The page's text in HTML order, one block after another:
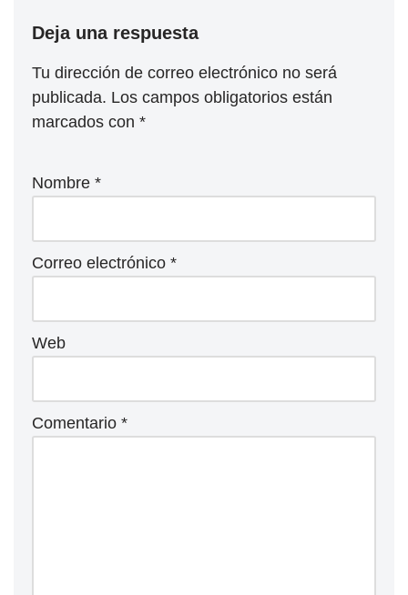
Deja una respuesta
Tu dirección de correo electrónico no será
publicada. Los campos obligatorios están
marcados con *
Nombre *
Correo electrónico *
Web
Comentario *